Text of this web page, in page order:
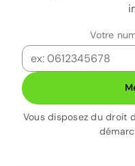
Votre
Vous disposez du droit